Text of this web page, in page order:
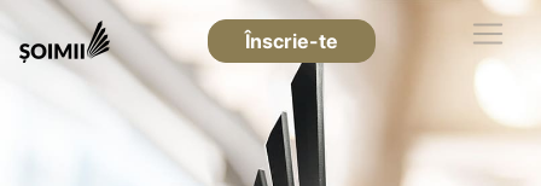
Înscrie-te